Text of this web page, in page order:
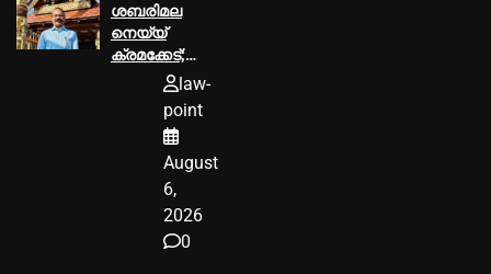
ശബരിമല
നെയ്യ്
ക്രമക്കേട്;
പി.എസ്
പ്രതിയാകും
law-
point
August
6,
2026
0